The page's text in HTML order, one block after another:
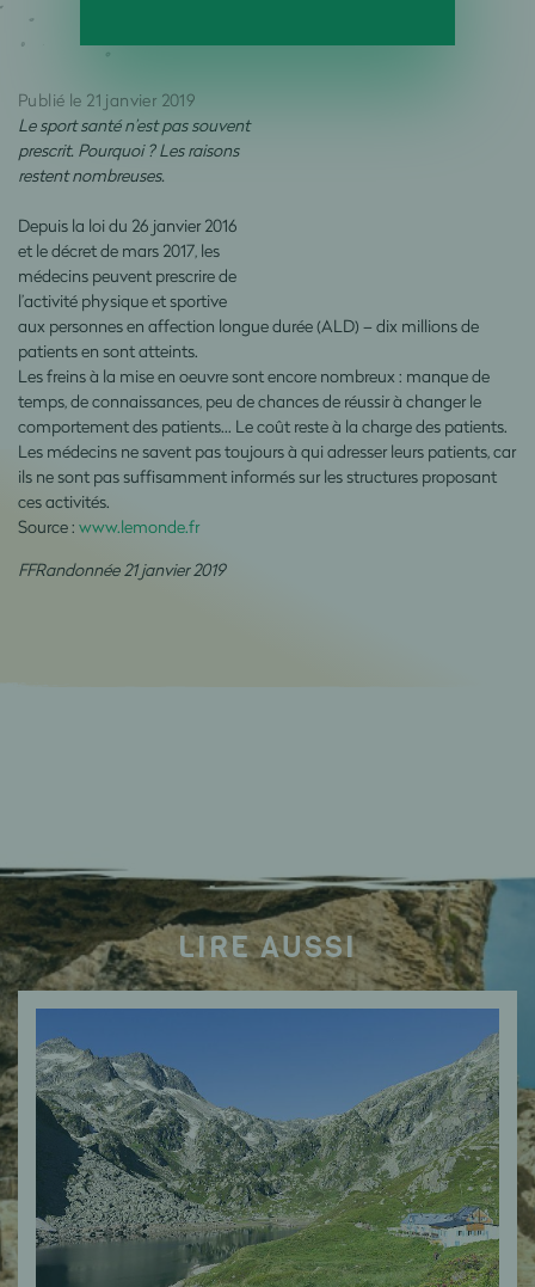
Publié le 21 janvier 2019
Le sport santé n’est pas souvent
prescrit. Pourquoi ? Les raisons
restent nombreuses.
Depuis la loi du 26 janvier 2016
et le décret de mars 2017, les
médecins peuvent prescrire de
l’activité physique et sportive
aux personnes en affection longue durée (ALD) – dix millions de
patients en sont atteints.
Les freins à la mise en oeuvre sont encore nombreux : manque de
temps, de connaissances, peu de chances de réussir à changer le
comportement des patients… Le coût reste à la charge des patients.
Les médecins ne savent pas toujours à qui adresser leurs patients, car
ils ne sont pas suffisamment informés sur les structures proposant
ces activités.
Source : www.lemonde.fr
FFRandonnée 21 janvier 2019
LIRE AUSSI